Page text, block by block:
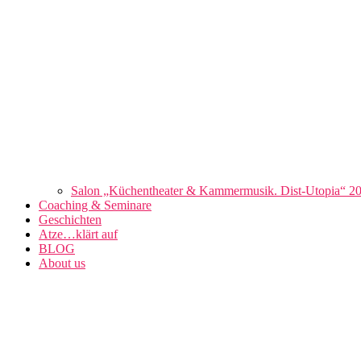
Salon „Küchentheater & Kammermusik. Dist-Utopia“
Coaching & Seminare
Geschichten
Atze…klärt auf
BLOG
About us